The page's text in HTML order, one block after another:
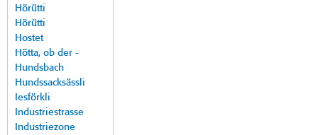
Hörütti
Hörütti
Hostet
Hötta, ob der -
Hundsbach
Hundssacksässli
Iesförkli
Industriestrasse
Industriezone